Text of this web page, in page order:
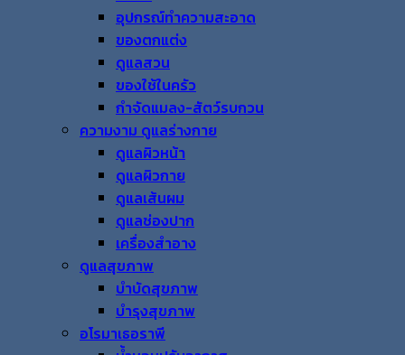
อุปกรณ์ทำความสะอาด
ของตกแต่ง
ดูแลสวน
ของใช้ในครัว
กำจัดแมลง-สัตว์รบกวน
ความงาม ดูแลร่างกาย
ดูแลผิวหน้า
ดูแลผิวกาย
ดูแลเส้นผม
ดูแลช่องปาก
เครื่องสำอาง
ดูแลสุขภาพ
บำบัดสุขภาพ
บำรุงสุขภาพ
อโรมาเธอราพี